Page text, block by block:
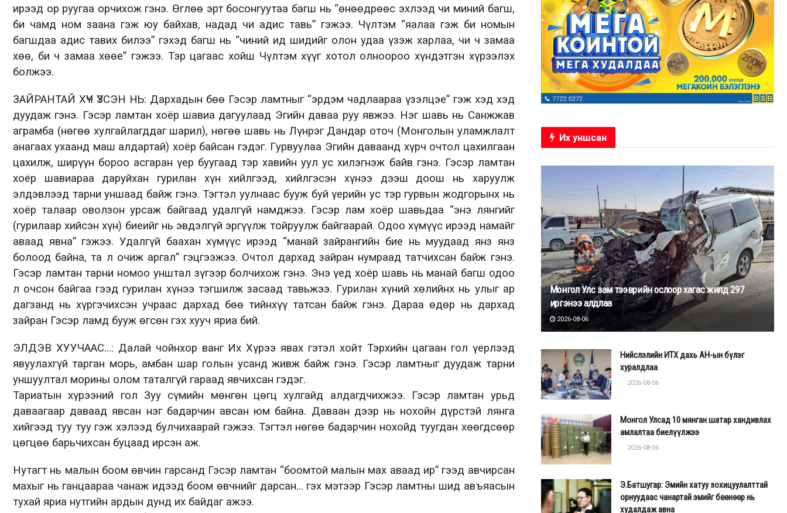
ирээд ор руугаа орчихож гэнэ. Өглөө эрт босонгуутаа багш нь “өнөөдрөөс эхлээд чи миний багш,
би чамд ном заана гэж юу байхав, надад чи адис тавь” гэжээ. Чүлтэм “яалаа гэж би номын
багшдаа адис тавих билээ” гэхэд багш нь “чиний ид шидийг олон удаа үзэж харлаа, чи ч замаа
хөө, би ч замаа хөөе” гэжээ. Тэр цагаас хойш Чүлтэм хүүг хотол олноороо хүндэтгэн хүрээлэх
болжээ.
ЗАЙРАНТАЙ ХҮЧ ҮЗСЭН НЬ: Дархадын бөө Гэсэр ламтныг “эрдэм чадлаараа үзэлцэе” гэж хэд хэд
дуудаж гэнэ. Гэсэр ламтан хоёр шавиа дагуулаад Эгийн даваа руу явжээ. Нэг шавь нь Санжжав
аграмба (нөгөө хулгайлагддаг шарил), нөгөө шавь нь Лүнрэг Дандар оточ (Монголын уламжлалт
анагаах ухаанд маш алдартай) хоёр байсан гэдэг. Гурвуулаа Эгийн даваанд хүрч очтол цахилгаан
цахилж, ширүүн бороо асгаран үер буугаад тэр хавийн уул ус хилэгнэж байв гэнэ. Гэсэр ламтан
хоёр шавиараа даруйхан гурилан хүн хийлгээд, хийлгэсэн хүнээ дээш доош нь харуулж
элдэвлээд тарни уншаад байж гэнэ. Тэгтэл уулнаас бууж буй үерийн ус тэр гурвын жодгорынх нь
хоёр талаар оволзон урсаж байгаад удалгүй намджээ. Гэсэр лам хоёр шавьдаа “энэ лянгийг
(гурилаар хийсэн хүн) биеийг нь эвдэлгүй эргүүлж тойруулж байгаарай. Одоо хүмүүс ирээд намайг
аваад явна” гэжээ. Удалгүй баахан хүмүүс ирээд “манай зайрангийн бие нь муудаад янз янз
болоод байна, та л очиж аргал” гэцгээжээ. Очтол дархад зайран нумраад татчихсан байж гэнэ.
Гэсэр ламтан тарни номоо унштал зүгээр болчихож гэнэ. Энэ үед хоёр шавь нь манай багш одоо
л очсон байгаа гээд гурилан хүнээ тэгшилж засаад тавьжээ. Гурилан хүний хөлийнх нь улыг ар
дагзанд нь хүргэчихсэн учраас дархад бөө тийнхүү татсан байж гэнэ. Дараа өдөр нь дархад
зайран Гэсэр ламд бууж өгсөн гэх хууч яриа бий.
ЭЛДЭВ ХУУЧААС...: Далай чойнхор ванг Их Хүрээ явах гэтэл хойт Тэрхийн цагаан гол үерлээд
явуулахгүй тарган морь, амбан шар голын усанд живж байж гэнэ. Гэсэр ламтныг дуудаж тарни
уншуултал морины олом таталгүй гараад явчихсан гэдэг.
Тариатын хүрээний гол Зуу сүмийн мөнгөн цөгц хулгайд алдагдчихжээ. Гэсэр ламтан урьд
даваагаар даваад явсан нэг бадарчин авсан юм байна. Даваан дээр нь нохойн дүрстэй лянга
хийгээд туу туу гэж хэлээд булчихаарай гэжээ. Тэгтэл нөгөө бадарчин нохойд туугдан хөөгдсөөр
цөгцөө барьчихсан буцаад ирсэн аж.
Нутагт нь малын боом өвчин гарсанд Гэсэр ламтан “боомтой малын мах аваад ир” гээд авчирсан
махыг нь ганцаараа чанаж идээд боом өвчнийг дарсан... гэх мэтээр Гэсэр ламтны шид авъяасын
тухай яриа нутгийн ардын дунд их байдаг ажээ.
Их уншсан
Монгол Улс зам тээврийн ослоор хагас жилд 297
иргэнээ алдлаа
2026-08-06
Нийслэлийн ИТХ дахь АН-ын бүлэг
хуралдлаа
2026-08-06
Монгол Улсад 10 мянган шатар хандивлах
амлалтаа биелүүлжээ
2026-08-06
Э.Батшугар: Эмийн хатуу зохицуулалттай
орнуудаас чанартай эмийг бөөнөөр нь
худалдаж авна